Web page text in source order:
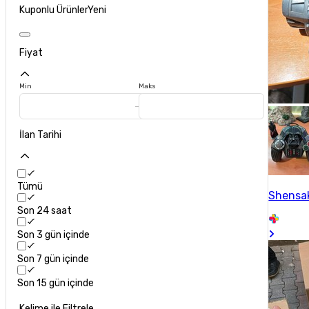
Kuponlu ÜrünlerYeni
Fiyat
Min Maks
İlan Tarihi
Tümü
Son 24 saat
Son 3 gün içinde
Son 7 gün içinde
Son 15 gün içinde